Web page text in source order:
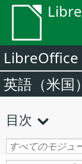
LibreOffice
英語（米国）
目次